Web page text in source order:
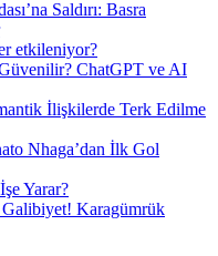
Saldırı: Basra
etkileniyor?
ChatGPT ve AI
İlişkilerde Terk Edilme
Nhaga’dan İlk Gol
Yarar?
Galibiyet! Karagümrük